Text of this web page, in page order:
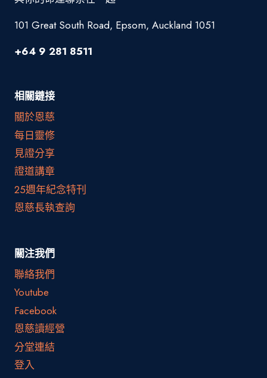
101 Great South Road, Epsom, Auckland 1051
+64 9 281 8511
相關鏈接
關於恩慈
每日靈修
見證分享
證道講章
25週年紀念特刊
恩慈長執查詢
關注我們
聯絡我們
Youtube
Facebook
恩慈讀經營
分堂連結
登入